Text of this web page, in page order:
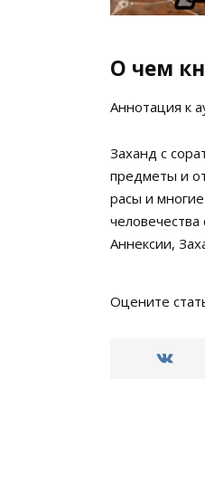
О чем
Аннотация к
Заханд с
предметы и
расы и
Аннексии,
Оцените